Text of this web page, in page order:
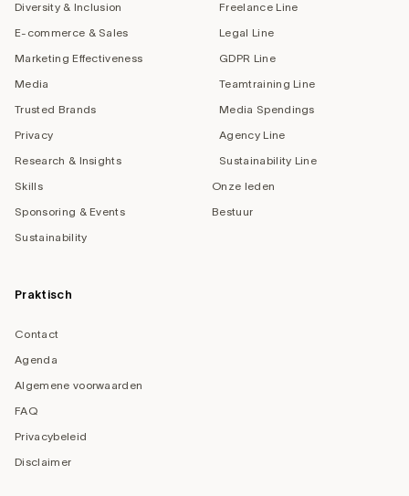
Diversity & Inclusion
E-commerce & Sales
Marketing Effectiveness
Media
Trusted Brands
Privacy
Research & Insights
Skills
Sponsoring & Events
Sustainability
Freelance Line
Legal Line
GDPR Line
Teamtraining Line
Media Spendings
Agency Line
Sustainability Line
Onze leden
Bestuur
Praktisch
Contact
Agenda
Algemene voorwaarden
FAQ
Privacybeleid
Disclaimer